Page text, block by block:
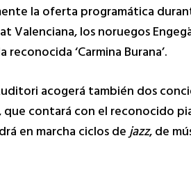
la oferta programática
Valenciana, los noruegos
‘Carmina Burana’.
acogerá también dos
que contará con el reconocido
en marcha ciclos dejazz, de